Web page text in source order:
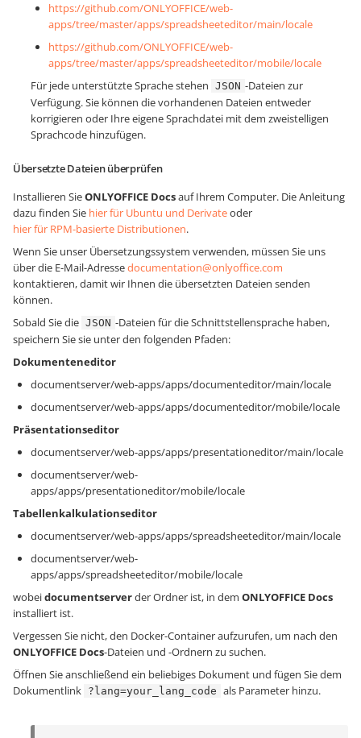
https://github.com/ONLYOFFICE/web-
apps/tree/master/apps/spreadsheeteditor/main/locale
https://github.com/ONLYOFFICE/web-
apps/tree/master/apps/spreadsheeteditor/mobile/locale
Für jede unterstützte Sprache stehen JSON -Dateien zur
Verfügung. Sie können die vorhandenen Dateien entweder
korrigieren oder Ihre eigene Sprachdatei mit dem zweistelligen
Sprachcode hinzufügen.
Übersetzte Dateien überprüfen
Installieren SieONLYOFFICE Docsauf Ihrem Computer. Die Anleitung
dazu finden Sie hier für Ubuntu und Derivateoder
hier für RPM-basierte Distributionen.
Wenn Sie unser Übersetzungssystem verwenden, müssen Sie uns
über die E-Mail-Adressedocumentation@onlyoffice.com
kontaktieren, damit wir Ihnen die übersetzten Dateien senden
können.
Sobald Sie die JSON -Dateien für die Schnittstellensprache haben,
speichern Sie sie unter den folgenden Pfaden:
Dokumenteneditor
documentserver/web-apps/apps/documenteditor/main/locale
documentserver/web-apps/apps/documenteditor/mobile/locale
Präsentationseditor
documentserver/web-apps/apps/presentationeditor/main/locale
documentserver/web-
apps/apps/presentationeditor/mobile/locale
Tabellenkalkulationseditor
documentserver/web-apps/apps/spreadsheeteditor/main/locale
documentserver/web-
apps/apps/spreadsheeteditor/mobile/locale
wobeidocumentserverder Ordner ist, in dem ONLYOFFICE Docs
installiert ist.
Vergessen Sie nicht, den Docker-Container aufzurufen, um nach den
ONLYOFFICE Docs-Dateien und -Ordnern zu suchen.
Öffnen Sie anschließend ein beliebiges Dokument und fügen Sie dem
Dokumentlink ?lang=your_lang_code als Parameter hinzu.